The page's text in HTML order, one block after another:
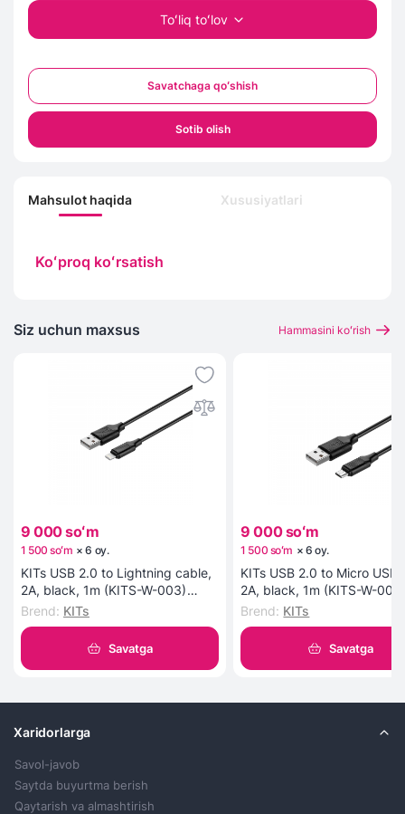
Toʻliq toʻlov
Savatchaga qoʻshish
Sotib olish
Mahsulot haqida Xususiyatlari
Koʻproq koʻrsatish
Siz uchun maxsus Hammasini koʻrish
9 000 soʻm
1 500 soʻm ×6 oy.
KITs USB 2.0 to Lightning cable,
2A, black, 1m (KITS-W-003)
kabeli
Brend: KITs
Savatga
9 000 soʻm
1 500 soʻm × 6 oy.
KITs USB 2.0 to Micro USB
2A, black, 1m (KITS-W-
kabeli
Brend: KITs
Savatga
Xaridorlarga
Savol-javob
Saytda buyurtma berish
Qaytarish va almashtirish